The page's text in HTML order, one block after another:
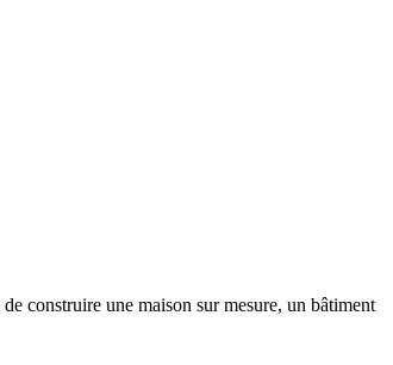
construire une maison sur mesure, un bâtiment